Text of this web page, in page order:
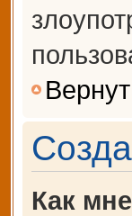
Как